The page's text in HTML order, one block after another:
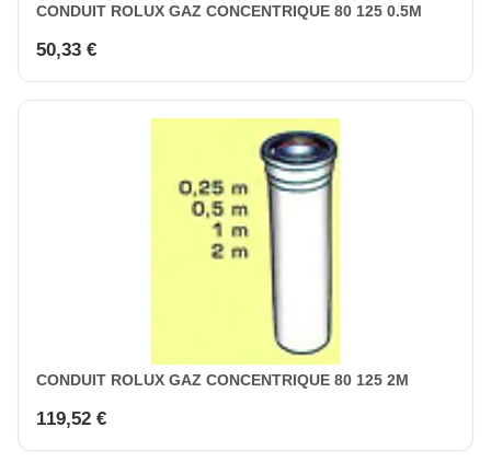
CONDUIT ROLUX GAZ CONCENTRIQUE 80 125 0.5M
50,33 €
CONDUIT ROLUX GAZ CONCENTRIQUE 80 125 2M
119,52 €